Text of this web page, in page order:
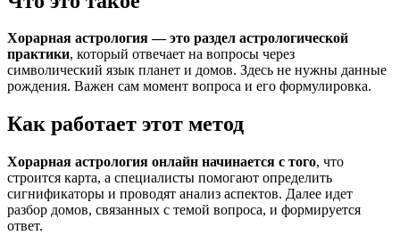
Хорарная астрология — это раздел астрологической
практики, который отвечает на вопросы через
символический язык планет и домов. Здесь не нужны данные
рождения. Важен сам момент вопроса и его формулировка.
Как работает этот метод
Хорарная астрология онлайн начинается с того, что
строится карта, а специалисты помогают определить
сигнификаторы и проводят анализ аспектов. Далее идет
разбор домов, связанных с темой вопроса, и формируется
ответ.